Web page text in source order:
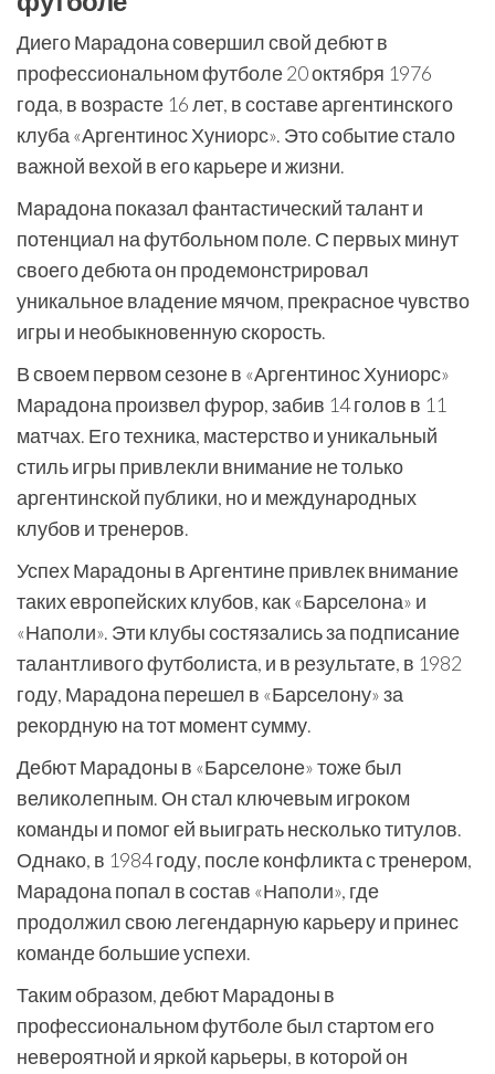
Диего Марадона совершил свой дебют в
профессиональном футболе 20 октября 1976
года, в возрасте 16 лет, в составе аргентинского
клуба «Аргентинос Хуниорс». Это событие стало
важной вехой в его карьере и жизни.
Марадона показал фантастический талант и
потенциал на футбольном поле. С первых минут
своего дебюта он продемонстрировал
уникальное владение мячом, прекрасное чувство
игры и необыкновенную скорость.
В своем первом сезоне в «Аргентинос Хуниорс»
Марадона произвел фурор, забив 14 голов в 11
матчах. Его техника, мастерство и уникальный
стиль игры привлекли внимание не только
аргентинской публики, но и международных
клубов и тренеров.
Успех Марадоны в Аргентине привлек внимание
таких европейских клубов, как «Барселона» и
«Наполи». Эти клубы состязались за подписание
талантливого футболиста, и в результате, в 1982
году, Марадона перешел в «Барселону» за
рекордную на тот момент сумму.
Дебют Марадоны в «Барселоне» тоже был
великолепным. Он стал ключевым игроком
команды и помог ей выиграть несколько титулов.
Однако, в 1984 году, после конфликта с тренером,
Марадона попал в состав «Наполи», где
продолжил свою легендарную карьеру и принес
команде большие успехи.
Таким образом, дебют Марадоны в
профессиональном футболе был стартом его
невероятной и яркой карьеры, в которой он